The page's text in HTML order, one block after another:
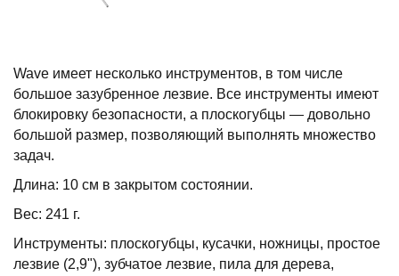
Wave имеет несколько инструментов, в том числе
большое зазубренное лезвие. Все инструменты имеют
блокировку безопасности, а плоскогубцы — довольно
большой размер, позволяющий выполнять множество
задач.
Длина: 10 см в закрытом состоянии.
Вес: 241 г.
Инструменты: плоскогубцы, кусачки, ножницы, простое
лезвие (2,9"), зубчатое лезвие, пила для дерева,